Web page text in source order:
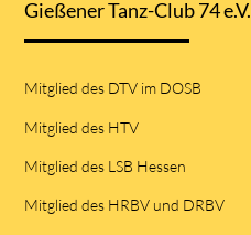
Gießener Tanz-Club 74 e.V.
Mitglied des DTV im DOSB
Mitglied des HTV
Mitglied des LSB Hessen
Mitglied des HRBV und DRBV